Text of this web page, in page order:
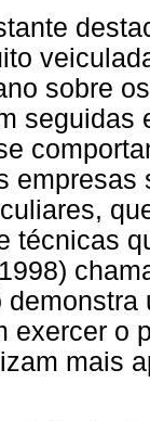
sobre
seguidas
técnicas
exercer o
mais